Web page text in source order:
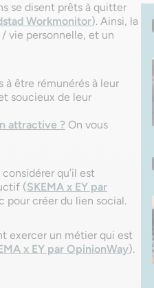
se disent prêts à quitter
Workmonitor). Ainsi, la
vie personnelle, et un
à être rémunérés à leur
soucieux de leur
attractive ? On vous
qu’il est
(SKEMA x EY par
pour créer du lien social.
exercer un métier qui est
x EY par OpinionWay).